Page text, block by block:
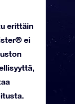
erittäin
ei